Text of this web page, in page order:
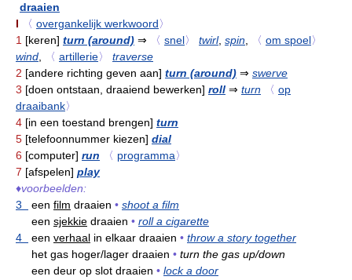
draaien
I
〈 overgankelijk werkwoord〉
1 [keren] turn (around) ⇒ 〈 snel〉 twirl, spin 〈 om spoel〉
wind
〈 artillerie〉
traverse
2 [andere richting geven aan] turn (around) ⇒ swerve
3 [doen ontstaan, draaiend bewerken] roll ⇒ turn 〈 op
draaibank〉
4 [in een toestand brengen] turn
5 [telefoonnummer kiezen] dial
6 [computer] run 〈 programma〉
7 [afspelen] play
♦voorbeelden:
3
een film draaien • shoot a film
een sjekkie draaien • roll a cigarette
4
een verhaal in elkaar draaien • throw a story together
het gas hoger/lager draaien • turn the gas up/down
een deur op slot draaien • lock a door